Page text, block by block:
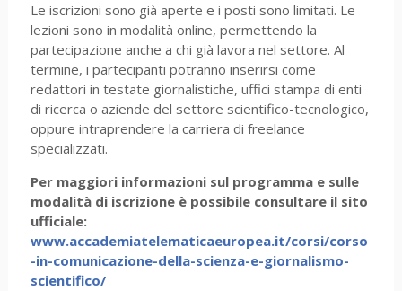
Le iscrizioni sono già aperte e i posti sono limitati. Le
lezioni sono in modalità online, permettendo la
partecipazione anche a chi già lavora nel settore. Al
termine, i partecipanti potranno inserirsi come
redattori in testate giornalistiche, uffici stampa di enti
di ricerca o aziende del settore scientifico-tecnologico,
oppure intraprendere la carriera di freelance
specializzati.
Per maggiori informazioni sul programma e sulle
modalità di iscrizione è possibile consultare il sito
ufficiale:
www.accademiatelematicaeuropea.it/corsi/corso
-in-comunicazione-della-scienza-e-giornalismo-
scientifico/